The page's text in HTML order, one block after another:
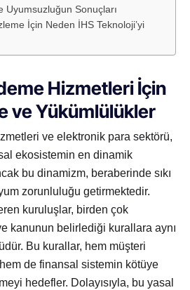
Uyumsuzluğun Sonuçları
İçin Neden İHS Teknoloji’yi
Hizmetleri İçin
ve Yükümlülükler
ve elektronik para sektörü,
ekosistemin en dinamik
bu dinamizm, beraberinde sıkı
zorunluluğu getirmektedir.
kuruluşlar, birden çok
kanunun belirlediği kurallara aynı
Bu kurallar, hem müşteri
de finansal sistemin kötüye
hedefler. Dolayısıyla, bu yasal